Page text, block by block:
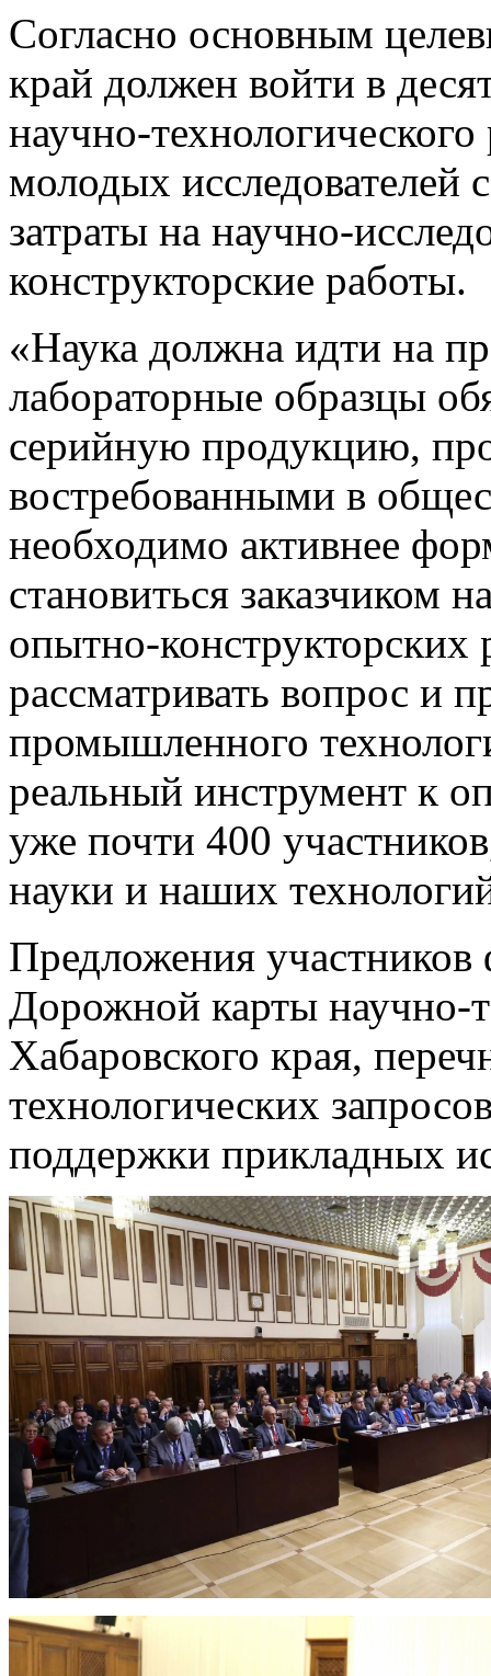
Согласно основным
край должен войти в
научно-
молодых исследователей
затраты на научно-
конструкторские работы.
«Наука должна идти на
лабораторные образцы
серийную продукцию,
востребованными в
необходимо активнее
становиться заказчиком
опытно-
рассматривать вопрос и
промышленного
реальный инструмент к
уже почти 400
науки и наших
Предложения участников
Дорожной карты научно-
Хабаровского края,
технологических
поддержки прикладных